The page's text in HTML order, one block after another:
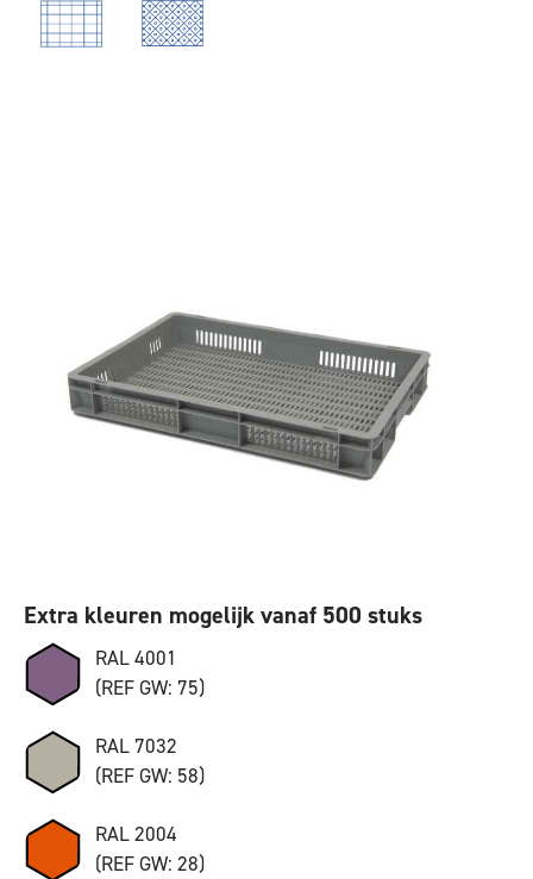
Extra kleuren mogelijk vanaf 500 stuks
RAL 4001
(REF GW: 75)
RAL 7032
(REF GW: 58)
RAL 2004
(REF GW: 28)